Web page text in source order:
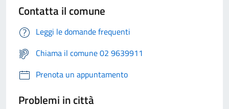
Contatta il comune
Leggi le domande frequenti
Chiama il comune 02 9639911
Prenota un appuntamento
Problemi in città